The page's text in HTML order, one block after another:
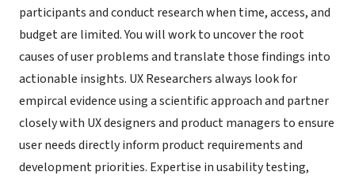
participants and conduct research when time, access, and
budget are limited. You will work to uncover the root
causes of user problems and translate those findings into
actionable insights. UX Researchers always look for
empircal evidence using a scientific approach and partner
closely with UX designers and product managers to ensure
user needs directly inform product requirements and
development priorities. Expertise in usability testing,